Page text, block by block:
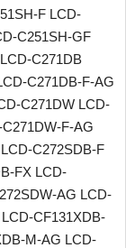
F LCD-
C251SH-GF
C271DB
C271DB-F-AG
C271DW LCD-
F-AG
C272SDB-F
FX LCD-
AG LCD-
CF131XDB-
M-AG LCD-